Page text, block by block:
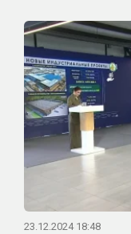
23.12.2024 18:48